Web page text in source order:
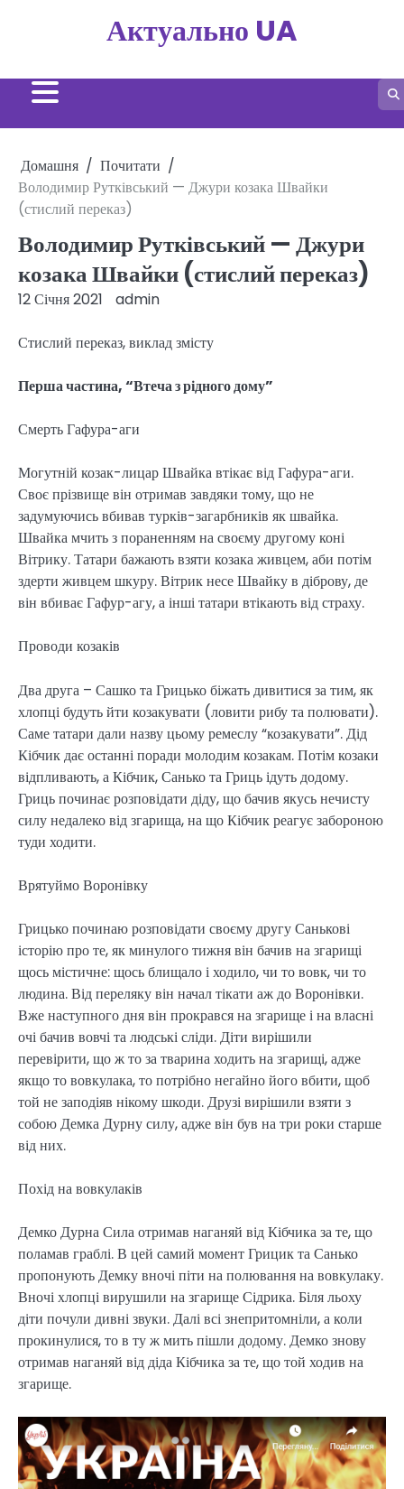
Актуально UA
Домашня
Почитати
Володимир Рутківський — Джури козака Швайки
(стислий переказ)
Володимир Рутківський — Джури
козака Швайки (стислий переказ)
12 Січня 2021 admin
Стислий переказ, виклад змісту
Перша частина, “Втеча з рідного дому”
Смерть Гафура-аги
Могутній козак-лицар Швайка втікає від Гафура-аги.
Своє прізвище він отримав завдяки тому, що не
задумуючись вбивав турків-загарбників як швайка.
Швайка мчить з пораненням на своєму другому коні
Вітрику. Татари бажають взяти козака живцем, аби потім
здерти живцем шкуру. Вітрик несе Швайку в діброву, де
він вбиває Гафур-агу, а інші татари втікають від страху.
Проводи козаків
Два друга – Сашко та Грицько біжать дивитися за тим, як
хлопці будуть йти козакувати (ловити рибу та полювати).
Саме татари дали назву цьому ремеслу “козакувати”. Дід
Кібчик дає останні поради молодим козакам. Потім козаки
відпливають, а Кібчик, Санько та Гриць ідуть додому.
Гриць починає розповідати діду, що бачив якусь нечисту
силу недалеко від згарища, на що Кібчик реагує забороною
туди ходити.
Врятуймо Воронівку
Грицько починаю розповідати своєму другу Санькові
історію про те, як минулого тижня він бачив на згарищі
щось містичне: щось блищало і ходило, чи то вовк, чи то
людина. Від переляку він начал тікати аж до Воронівки.
Вже наступного дня він прокрався на згарище і на власні
очі бачив вовчі та людські сліди. Діти вирішили
перевірити, що ж то за тварина ходить на згарищі, адже
якщо то вовкулака, то потрібно негайно його вбити, щоб
той не заподіяв нікому шкоди. Друзі вирішили взяти з
собою Демка Дурну силу, адже він був на три роки старше
від них.
Похід на вовкулаків
Демко Дурна Сила отримав наганяй від Кібчика за те, що
поламав граблі. В цей самий момент Грицик та Санько
пропонують Демку вночі піти на полювання на вовкулаку.
Вночі хлопці вирушили на згарище Сідрика. Біля льоху
діти почули дивні звуки. Далі всі знепритомніли, а коли
прокинулися, то в ту ж мить пішли додому. Демко знову
отримав наганяй від діда Кібчика за те, що той ходив на
згарище.